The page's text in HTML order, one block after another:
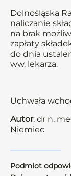
Dolnośląska
naliczanie
na brak
zapłaty
do dnia
ww. lekarza.
Uchwała
Autor: dr n.
Niemiec
Podmiot